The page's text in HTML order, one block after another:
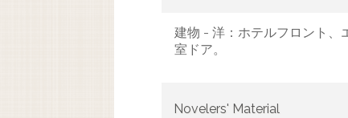
建物 - 洋：ホテルフロント、
室ドア。
Novelers' Material